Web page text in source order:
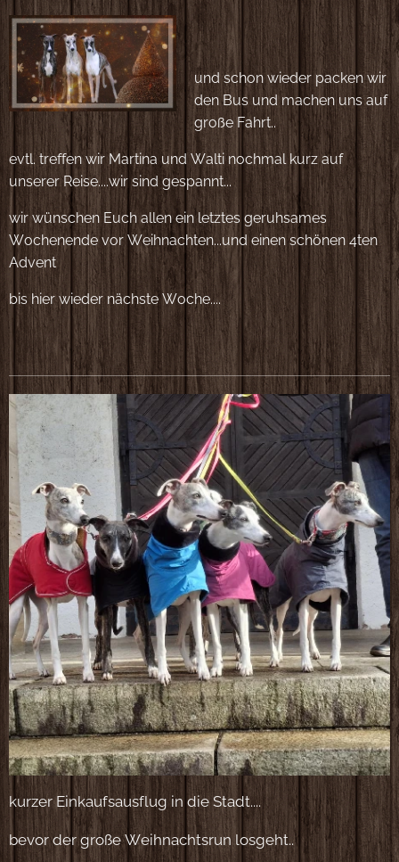
🌲🌲🌲🌲
und schon wieder packen wir
den Bus und machen uns auf
große Fahrt..
evtl. treffen wir Martina und Walti nochmal kurz auf
unserer Reise....wir sind gespannt...
wir wünschen Euch allen ein letztes geruhsames
Wochenende vor Weihnachten...und einen schönen 4ten
Advent🎄🎄🎄🎄
bis hier wieder nächste Woche....
kurzer Einkaufsausflug in die Stadt....
bevor der große Weihnachtsrun losgeht..